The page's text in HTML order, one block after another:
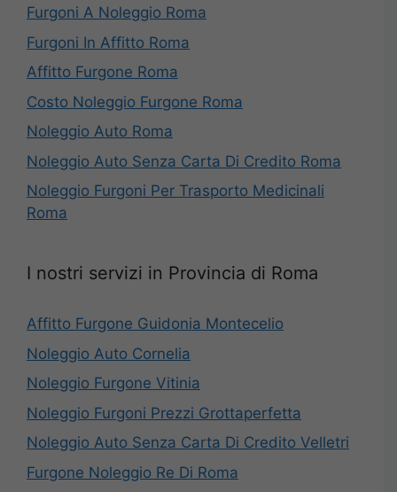
Furgoni A Noleggio Roma
Furgoni In Affitto Roma
Affitto Furgone Roma
Costo Noleggio Furgone Roma
Noleggio Auto Roma
Noleggio Auto Senza Carta Di Credito Roma
Noleggio Furgoni Per Trasporto Medicinali
Roma
I nostri servizi in Provincia di Roma
Affitto Furgone Guidonia Montecelio
Noleggio Auto Cornelia
Noleggio Furgone Vitinia
Noleggio Furgoni Prezzi Grottaperfetta
Noleggio Auto Senza Carta Di Credito Velletri
Furgone Noleggio Re Di Roma